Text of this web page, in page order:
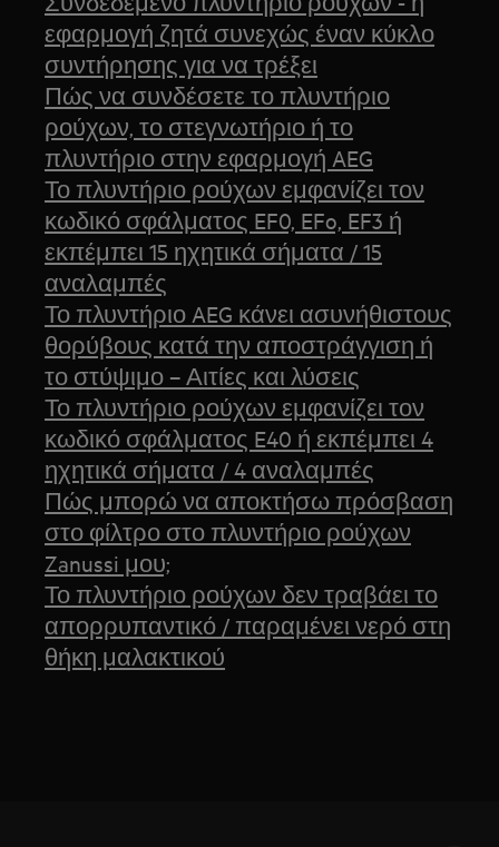
εφαρμογή ζητά συνεχώς έναν κύκλο
συντήρησης για να τρέξει
Πώς να συνδέσετε το πλυντήριο
ρούχων, το στεγνωτήριο ή το
πλυντήριο στην εφαρμογή AEG
Το πλυντήριο ρούχων εμφανίζει τον
κωδικό σφάλματος EF0, EFo, EF3 ή
εκπέμπει 15 ηχητικά σήματα / 15
αναλαμπές
Το πλυντήριο AEG κάνει ασυνήθιστους
θορύβους κατά την αποστράγγιση ή
το στύψιμο – Αιτίες και λύσεις
Το πλυντήριο ρούχων εμφανίζει τον
κωδικό σφάλματος E40 ή εκπέμπει 4
ηχητικά σήματα / 4 αναλαμπές
Πώς μπορώ να αποκτήσω πρόσβαση
στο φίλτρο στο πλυντήριο ρούχων
Zanussi μου;
Το πλυντήριο ρούχων δεν τραβάει το
απορρυπαντικό / παραμένει νερό στη
θήκη μαλακτικού